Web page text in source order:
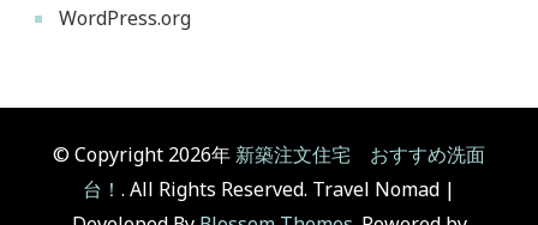
WordPress.org
© Copyright 2026年 新築注文住宅 おすすめ洗面
台！ . All Rights Reserved. Travel Nomad |